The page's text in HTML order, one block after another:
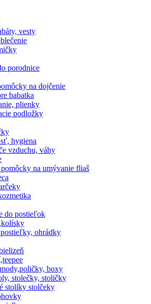
vesty
porodnice
na dojčenie
babatka
plienky
podložky
hygiena
vzduchu, váhy
na umývanie fliaš
do postieľok
ohrádky
boxy
stolečky, stoličky
stolíky stolčeky